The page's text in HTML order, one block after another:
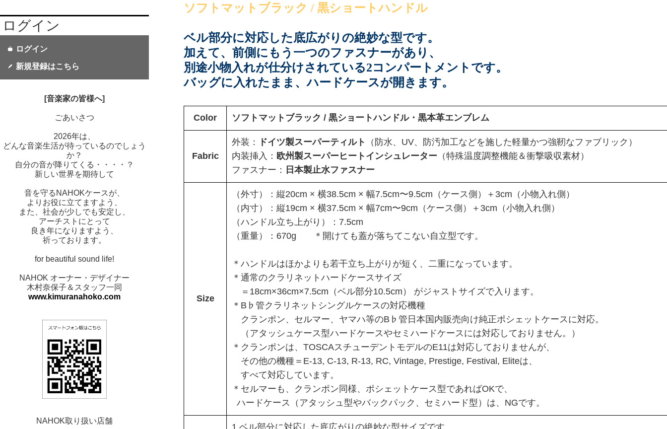
ログイン
ログイン
新規登録はこちら
[音楽家の皆様へ]
ごあいさつ
2026年は、
どんな音楽生活が待っているのでしょう
か？
自分の音が降りてくる・・・・？
新しい世界を期待して
音を守るNAHOKケースが、
よりお役に立てますよう、
また、社会が少しでも安定し、
アーチストにとって
良き年になりますよう、
祈っております。
for beautiful sound life!
NAHOK オーナー・デザイナー
木村奈保子＆スタッフ一同
www.kimuranahoko.com
NAHOK取り扱い店舗
ソフトマットブラック / 黒ショートハンドル
ベル部分に対応した底広がりの絶妙な型です。
加えて、前側にもう一つのファスナーがあり、
別途小物入れが仕分けされている2コンパートメントです。
バッグに入れたまま、ハードケースが開きます。
Color ソフトマットブラック / 黒ショートハンドル・黒本革エンブレム
Fabric
外装： ドイツ製スーパーティルト
（防水、UV、防汚加工などを施した軽量かつ強靭なファブリック）
内装挿入： 欧州製スーパーヒートインシュレーター （特殊温度調整機能＆衝撃吸収素材）
ファスナー： 日本製止水ファスナー
Size
（外寸）：縦20cm × 横38.5cm × 幅7.5cm〜9.5cm（ケース側）＋3cm（小物入れ側）
（内寸）：縦19cm × 横37.5cm × 幅7cm〜9cm（ケース側）＋3cm（小物入れ側）
（ハンドル立ち上がり）：7.5cm
（重量）：670g ＊開けても蓋が落ちてこない自立型です。
＊ハンドルはほかよりも若干立ち上がりが短く、二重になっています。
＊通常のクラリネットハードケースサイズ
＝18cm×36cm×7.5cm（ベル部分10.5cm） がジャストサイズで入ります。
＊B♭管クラリネットシングルケースの対応機種
クランポン、セルマー、ヤマハ等のB♭管日本国内販売向け純正ポシェットケースに対応。
（アタッシュケース型ハードケースやセミハードケースには対応しておりません。）
＊クランポンは、TOSCAスチューデントモデルのE11は対応しておりませんが、
その他の機種＝E-13, C-13, R-13, RC, Vintage, Prestige, Festival, Eliteは、
すべて対応しています。
＊セルマーも、クランポン同様、ポシェットケース型であればOKで、
ハードケース（アタッシュ型やバックパック、セミハード型）は、NGです。
1.ベル部分に対応した底広がりの絶妙な型サイズです。